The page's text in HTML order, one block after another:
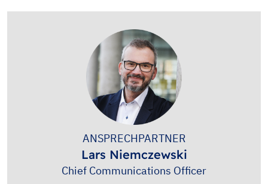
ANSPRECHPARTNER
Lars Niemczewski
Chief Communications Officer